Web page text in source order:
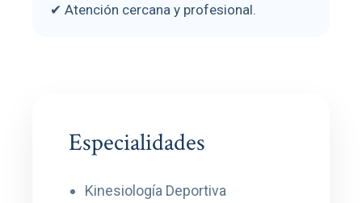
✔ Atención cercana y profesional.
Especialidades
Kinesiología Deportiva